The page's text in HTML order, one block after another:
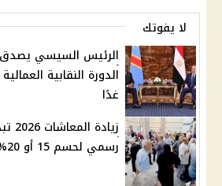
لا يفوتك
الرئيس السيسي
غدًا
رسمي لحسم 15 أو 20%